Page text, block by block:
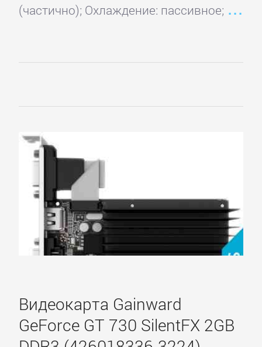
(частично); Охлаждение: пассивное;
Видеокарта Gainward
GeForce GT 730 SilentFX 2GB
Galaxy
Gigabyte
HP
Jetway
KFA2
Leadtek
Manli